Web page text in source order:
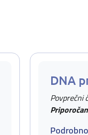
DNA
Povprečni
Podrobno